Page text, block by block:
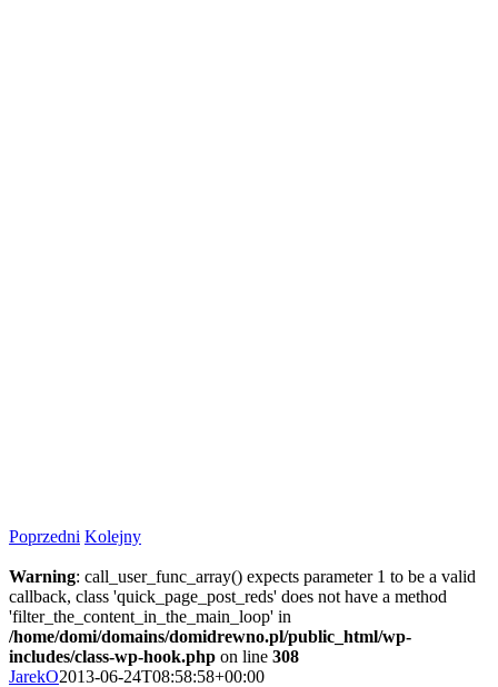
Poprzedni Kolejny
Warning: call_user_func_array() expects parameter 1 to be a valid
callback, class 'quick_page_post_reds' does not have a method
'filter_the_content_in_the_main_loop' in
/home/domi/domains/domidrewno.pl/public_html/wp-
includes/class-wp-hook.php on line 308
JarekO2013-06-24T08:58:58+00:00